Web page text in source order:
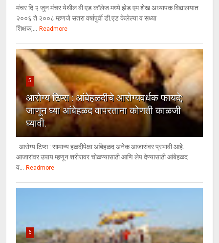
मंचर दि.२ जुन मंचर येथील बी एड कॉलेज मध्ये झेड एम शेख अध्यापक विद्यालयात
२००६ ते २००८ म्हणजे सतरा वर्षापुर्वी डी.एड केलेल्या व सध्या
शिक्षक,... Readmore
5
आरोग्य टिप्स : आंबेहळदीचे आरोग्यवर्धक फायदे;
जाणून घ्या आंबेहळद वापरताना कोणती काळजी
घ्यावी.
आरोग्य टिप्स : सामान्य हळदीपेक्षा आंबेहळद अनेक आजारांवर प्रभावी आहे.
आजारांवर उपाय म्हणून शरीरावर चोळण्यासाठी आणि लेप देण्यासाठी आंबेहळद
व... Readmore
6